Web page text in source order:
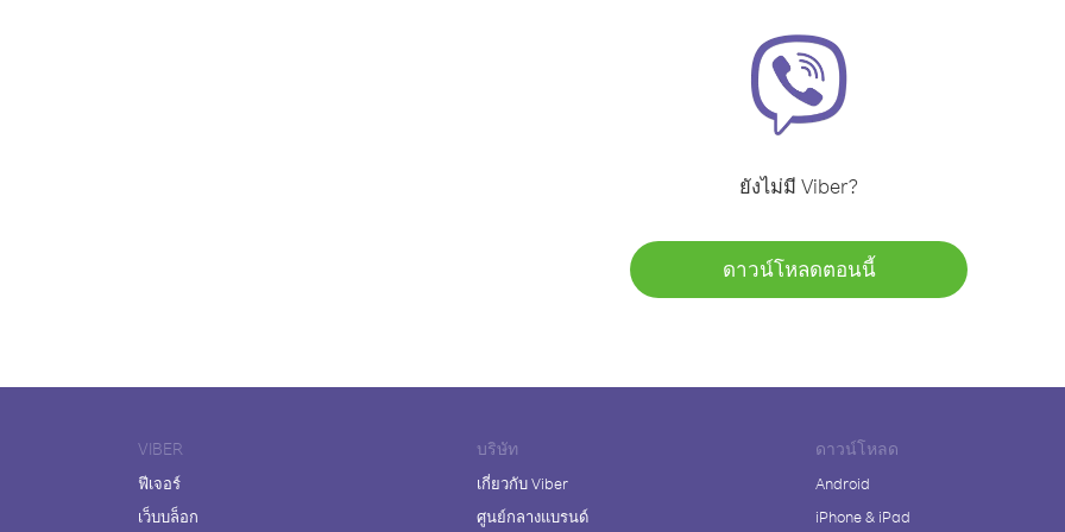
ยังไม่มี Viber?
ดาวน์โหลดตอนนี้
VIBER
ฟีเจอร์
เว็บบล็อก
บริษัท
เกี่ยวกับ Viber
ศูนย์กลางแบรนด์
ดาวน์โหลด
Android
iPhone & iPad